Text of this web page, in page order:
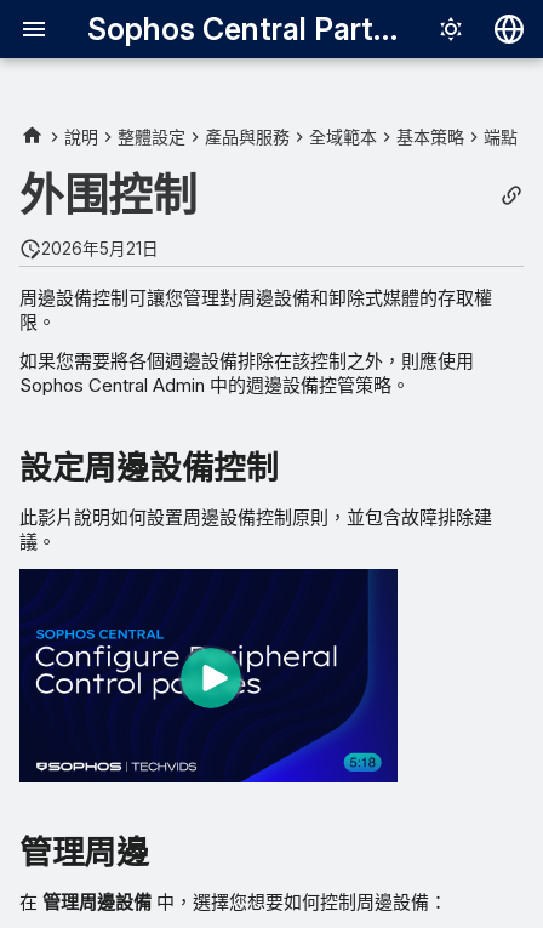
Sophos Central Partner
English
Italiano
日本語
한국어
設定周邊設備控制
設定存取原則
說明 整體設定 產品與服務 全域範本 基本策略 端點
外围控制
2026年5月21日
周邊設備控制可讓您管理對周邊設備和卸除式媒體的存取權
限。
如果您需要將各個週邊設備排除在該控制之外，則應使用
Sophos Central Admin 中的週邊設備控管策略。
設定周邊設備控制
此影片說明如何設置周邊設備控制原則，並包含故障排除建
議。
管理周邊
在 管理周邊設備 中，選擇您想要如何控制周邊設備：